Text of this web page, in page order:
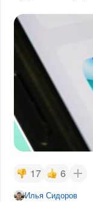
17 6
Илья Сидоров